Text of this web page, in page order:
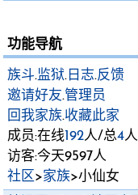
功能导航
族斗.监狱. 日志.反馈
邀请好友.管理员
回我家族.收藏此家
成员:在线192人/总4人
访客:今天9597人
社区 >家族>小仙女